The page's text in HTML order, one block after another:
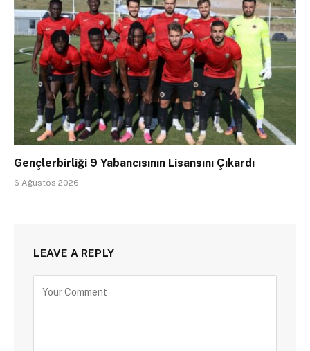
Gençlerbirliği 9 Yabancısının Lisansını Çıkardı
6 Ağustos 2026
LEAVE A REPLY